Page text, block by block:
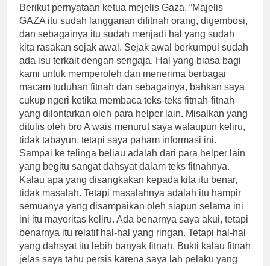
Berikut pernyataan ketua mejelis Gaza. “Majelis
GAZA itu sudah langganan difitnah orang, digembosi,
dan sebagainya itu sudah menjadi hal yang sudah
kita rasakan sejak awal. Sejak awal berkumpul sudah
ada isu terkait dengan sengaja. Hal yang biasa bagi
kami untuk memperoleh dan menerima berbagai
macam tuduhan fitnah dan sebagainya, bahkan saya
cukup ngeri ketika membaca teks-teks fitnah-fitnah
yang dilontarkan oleh para helper lain. Misalkan yang
ditulis oleh bro A wais menurut saya walaupun keliru,
tidak tabayun, tetapi saya paham informasi ini.
Sampai ke telinga beliau adalah dari para helper lain
yang begitu sangat dahsyat dalam teks fitnahnya.
Kalau apa yang disangkakan kepada kita itu benar,
tidak masalah. Tetapi masalahnya adalah itu hampir
semuanya yang disampaikan oleh siapun selama ini
ini itu mayoritas keliru. Ada benarnya saya akui, tetapi
benarnya itu relatif hal-hal yang ringan. Tetapi hal-hal
yang dahsyat itu lebih banyak fitnah. Bukti kalau fitnah
jelas saya tahu persis karena saya lah pelaku yang